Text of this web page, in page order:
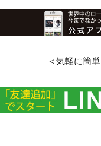
＜気軽に簡